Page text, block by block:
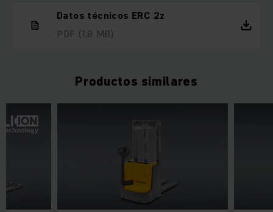
Datos técnicos ERC 2z
PDF (1,8 MB)
Productos similares